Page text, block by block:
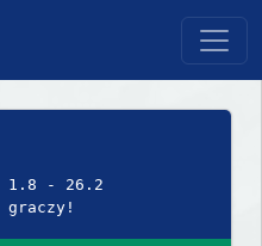
1.8 - 26.2
graczy!